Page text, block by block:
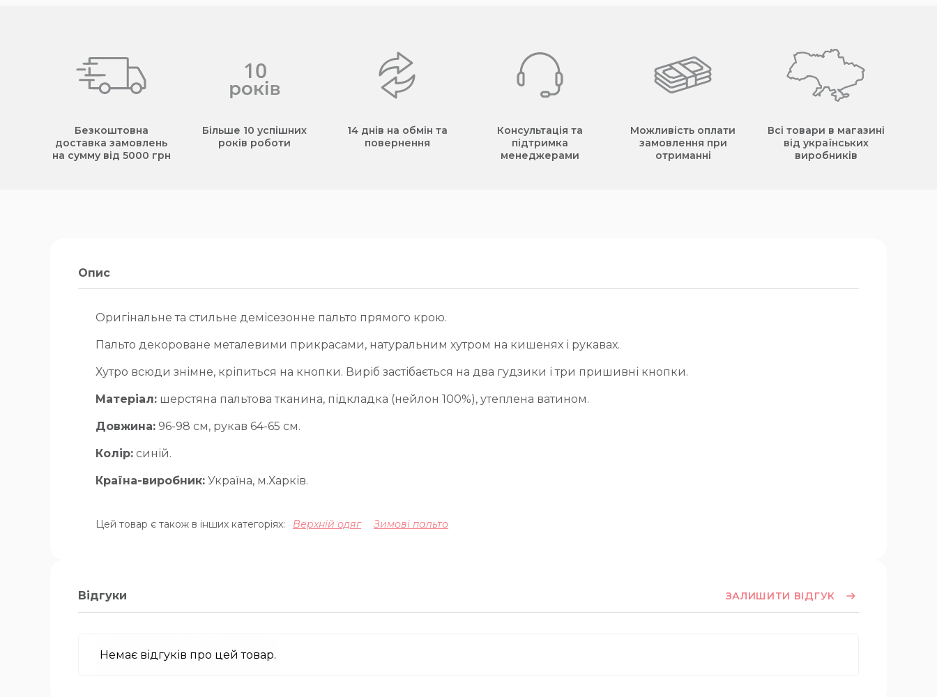
Безкоштовна
доставка замовлень
на сумму від 5000 грн
Більше 10 успішних
років роботи
14 днів на обмін та
повернення
Консультація та
підтримка
менеджерами
Можливість оплати
замовлення при
отриманні
Всі товари в магазині
від українських
виробників
Опис
Оригінальне та стильне демісезонне пальто прямого крою.
Пальто декороване металевими прикрасами, натуральним хутром на кишенях і рукавах.
Хутро всюди знімне, кріпиться на кнопки. Виріб застібається на два гудзики і три пришивні кнопки.
Матеріал: шерстяна пальтова тканина, підкладка (нейлон 100%), утеплена ватином.
Довжина: 96-98 см, рукав 64-65 см.
Колір: синій.
Країна-виробник: Україна, м.Харків.
Цей товар є також в інших категоріях: Верхній одяг Зимові пальто
Відгуки ЗАЛИШИТИ ВІДГУК
Немає відгуків про цей товар.